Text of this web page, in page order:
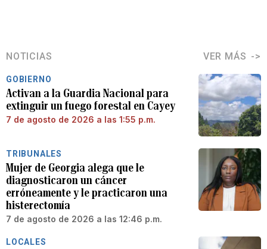
NOTICIAS VER MÁS
GOBIERNO
Activan a la Guardia Nacional para
extinguir un fuego forestal en Cayey
7 de agosto de 2026 a las 1:55 p.m.
TRIBUNALES
Mujer de Georgia alega que le
diagnosticaron un cáncer
erróneamente y le practicaron una
histerectomía
7 de agosto de 2026 a las 12:46 p.m.
LOCALES